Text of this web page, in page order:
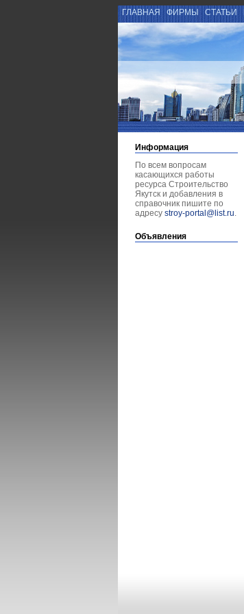
ГЛАВНАЯ ФИРМЫ СТАТЬИ
Информация
По всем вопросам
касающихся работы
ресурса Строительство
Якутск и добавления в
справочник пишите по
адресу stroy-portal@list.ru.
Объявления